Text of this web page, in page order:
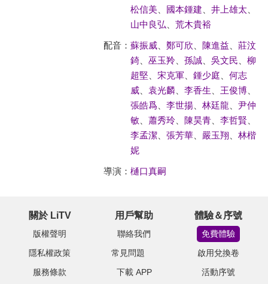
松信美、 國本鍾建 井上雄太
山中良弘
荒木貴裕
配音： 蘇振威、 鄭可欣 陳進益
莊汶
錡、 巫玉羚、 孫誠、 吳文民
柳
超堅
宋克軍、 鍾少庭
何志
威、 袁光麟、 李香生 王俊博、
張皓爲
李世揚、 林廷龍
尹仲
敏、 蕭秀玲、 陳昊青、 李哲賢
李孟潔、 張芳華、 嚴玉翔
林楷
妮
導演： 樋口真嗣
關於 LiTV
版權聲明
隱私權政策
服務條款
用戶幫助
聯絡我們
常見問題
下載 APP
體驗＆序號
免費體驗
啟用兌換卷
活動序號